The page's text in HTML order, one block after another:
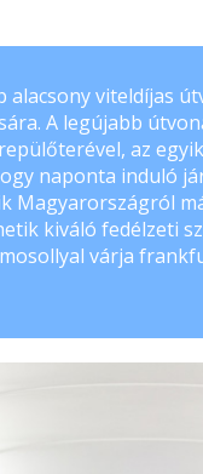
viteldíjas
A legújabb
az
naponta induló
Magyarországról
kiváló fedélzeti
várja